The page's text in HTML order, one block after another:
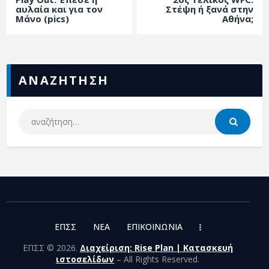
ΑΡΧΕΙΟ
αυλαία και για τον
Μάνο (pics)
Στέψη ή ξανά στην
Αθήνα;
ΑΝΑΖΗΤΗΣΗ
ΕΠΣΣ NEA
ΕΠΙΚΟΙΝΩΝΙΑ
ΕΠΣΣ © 2026. Διαχείριση: Rise Plan | Κατασκευή
ιστοσελίδων – All Rights Reserved.